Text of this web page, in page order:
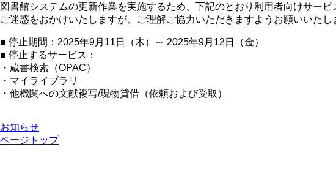
図書館システムの更新作業を実施するため、下記のとおり利用者向けサービ
ご迷惑をおかけいたしますが、ご理解ご協力いただきますようお願いいたし
■ 停止期間：2025年9月11日（木）～ 2025年9月12日（金）
■ 停止するサービス：
・蔵書検索（OPAC）
・マイライブラリ
・他機関への文献複写/現物貸借（依頼および受取）
お知らせ
ページトップ